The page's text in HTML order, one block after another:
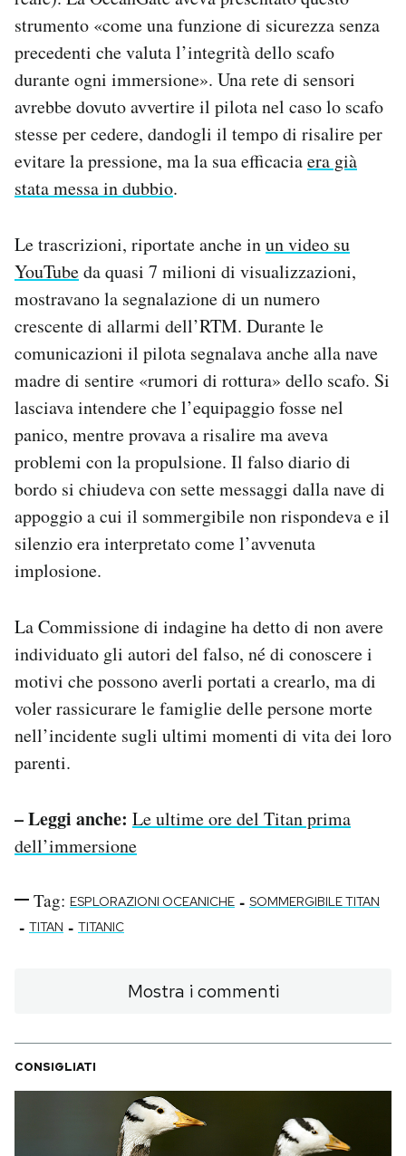
strumento «come una funzione di sicurezza senza
precedenti che valuta l’integrità dello scafo
durante ogni immersione». Una rete di sensori
avrebbe dovuto avvertire il pilota nel caso lo scafo
stesse per cedere, dandogli il tempo di risalire per
evitare la pressione, ma la sua efficaciaera già
stata messa in dubbio.
Le trascrizioni, riportate anche inun video su
YouTubeda quasi 7 milioni di visualizzazioni,
mostravano la segnalazione di un numero
crescente di allarmi dell’RTM. Durante le
comunicazioni il pilota segnalava anche alla nave
madre di sentire «rumori di rottura» dello scafo. Si
lasciava intendere che l’equipaggio fosse nel
panico, mentre provava a risalire ma aveva
problemi con la propulsione. Il falso diario di
bordo si chiudeva con sette messaggi dalla nave di
appoggio a cui il sommergibile non rispondeva e il
silenzio era interpretato come l’avvenuta
implosione.
La Commissione di indagine ha detto di non avere
individuato gli autori del falso, né di conoscere i
motivi che possono averli portati a crearlo, ma di
voler rassicurare le famiglie delle persone morte
nell’incidente sugli ultimi momenti di vita dei loro
parenti.
– Leggi anche: Le ultime ore del Titan prima
dell’immersione
Tag: ESPLORAZIONI OCEANICHE - SOMMERGIBILE TITAN
- TITAN - TITANIC
Mostra i commenti
CONSIGLIATI